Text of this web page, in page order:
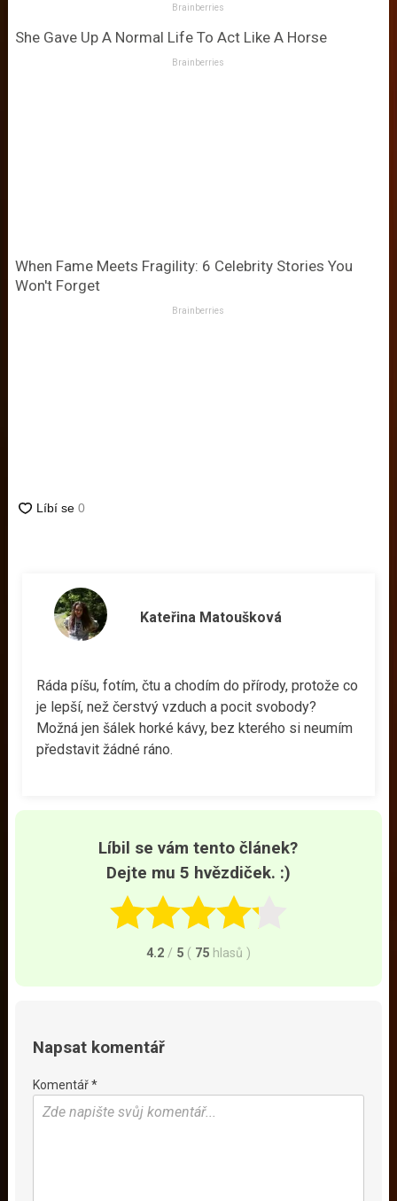
Brainberries
She Gave Up A Normal Life To Act Like A Horse
Brainberries
When Fame Meets Fragility: 6 Celebrity Stories You
Won't Forget
Brainberries
Kateřina Matoušková
Ráda píšu, fotím, čtu a chodím do přírody, protože co
je lepší, než čerstvý vzduch a pocit svobody?
Možná jen šálek horké kávy, bez kterého si neumím
představit žádné ráno.
Líbil se vám tento článek?
Dejte mu 5 hvězdiček. :)
4.2 / 5 ( 75 hlasů )
Napsat komentář
Komentář *